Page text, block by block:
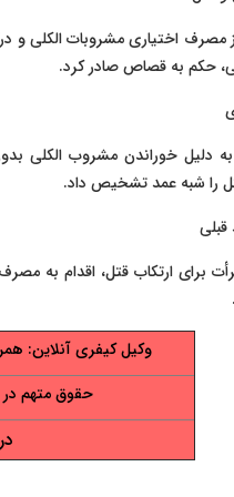
حکم به قصاص صادر کرد.
به دلیل خوراندن مشروب الکلی
را شبه عمد تشخیص داد.
ارتکاب قتل، اقدام به
وکیل کیفری آنلاین:
حقوق متهم در